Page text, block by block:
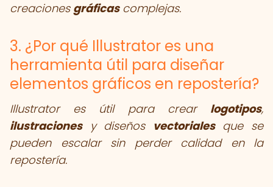
creaciones gráficascomplejas.
3. ¿Por qué Illustrator es una
herramienta útil para diseñar
elementos gráficos en repostería?
Illustrator es útil para crear logotipos,
ilustracionesy diseños vectorialesque se
pueden escalar sin perder calidad en la
repostería.